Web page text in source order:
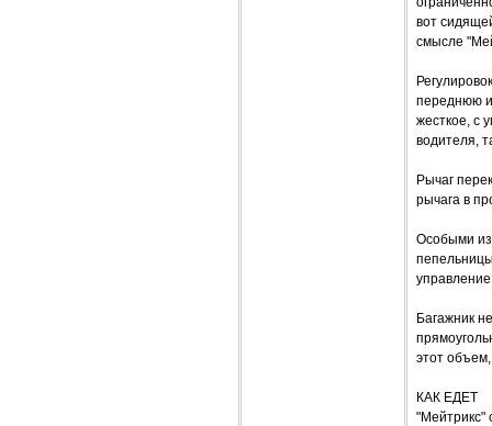
вот
смысле
переднюю и
жесткое, с
водителя,
Рычаг
рычага в
Особыми
Багажник
этот
КАК ЕДЕТ
"Мейтрикс"